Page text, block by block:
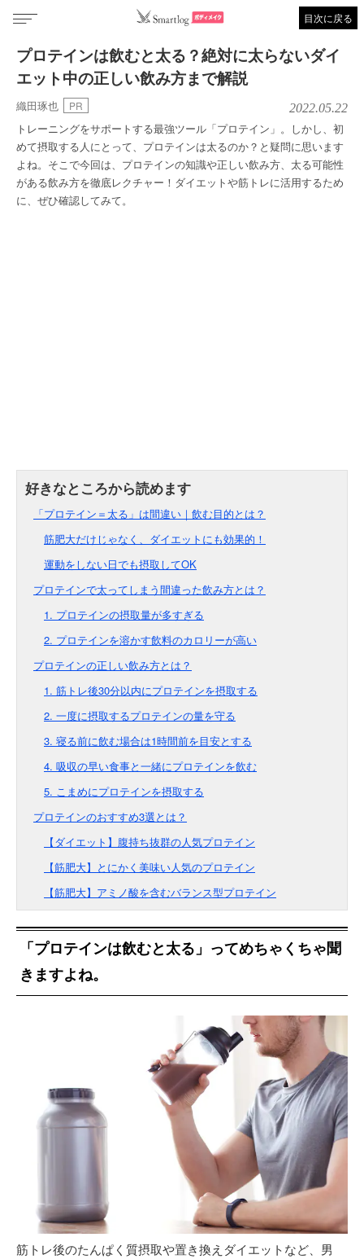
目次に戻る
プロテインは飲むと太る？絶対に太らないダイ
エット中の正しい飲み方まで解説
織田琢也 PR 2022.05.22
トレーニングをサポートする最強ツール「プロテイン」。しかし、初
めて摂取する人にとって、プロテインは太るのか？と疑問に思います
よね。そこで今回は、プロテインの知識や正しい飲み方、太る可能性
がある飲み方を徹底レクチャー！ダイエットや筋トレに活用するため
に、ぜひ確認してみて。
「プロテイン＝太る」は間違い｜飲む目的とは？
筋肥大だけじゃなく、ダイエットにも効果的！
運動をしない日でも摂取してOK
プロテインで太ってしまう間違った飲み方とは？
1. プロテインの摂取量が多すぎる
2. プロテインを溶かす飲料のカロリーが高い
プロテインの正しい飲み方とは？
1. 筋トレ後30分以内にプロテインを摂取する
2. 一度に摂取するプロテインの量を守る
3. 寝る前に飲む場合は1時間前を目安とする
4. 吸収の早い食事と一緒にプロテインを飲む
5. こまめにプロテインを摂取する
プロテインのおすすめ3選とは？
【ダイエット】腹持ち抜群の人気プロテイン
【筋肥大】とにかく美味い人気のプロテイン
【筋肥大】アミノ酸を含むバランス型プロテイン
「プロテインは飲むと太る」ってめちゃくちゃ聞
きますよね。
筋トレ後のたんぱく質摂取や置き換えダイエットなど、男